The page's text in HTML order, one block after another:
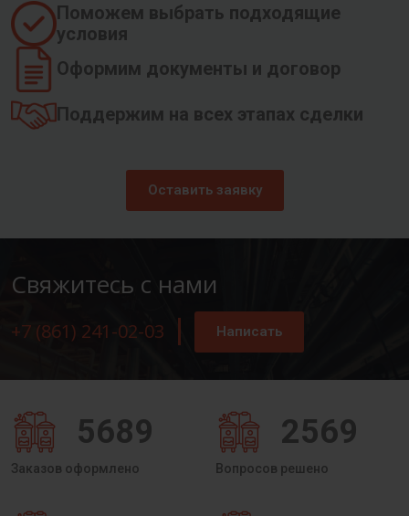
Поможем выбрать подходящие
условия
Оформим документы и договор
Поддержим на всех этапах сделки
Оставить заявку
Свяжитесь с нами
+7 (861) 241-02-03 Написать
5689
Заказов оформлено
2569
Вопросов решено